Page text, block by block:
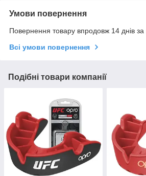
Умови повернення
Повернення товару впродовж 14 днів за
Всі умови повернення
Подібні товари компанії